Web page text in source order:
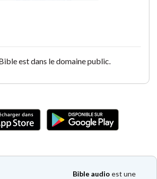
est dans le domaine public.
Bible audio est une